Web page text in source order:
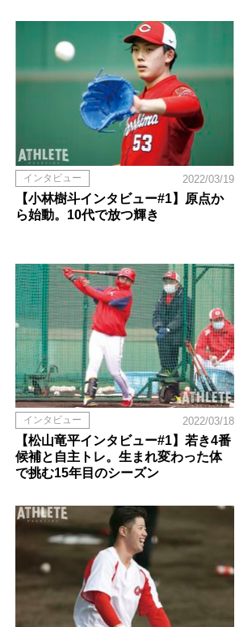
インタビュー 2022/03/19
【小林樹斗インタビュー#1】原点か
ら始動。10代で放つ輝き
インタビュー 2022/03/18
【松山竜平インタビュー#1】若き4番
候補と自主トレ。生まれ変わった体
で挑む15年目のシーズン